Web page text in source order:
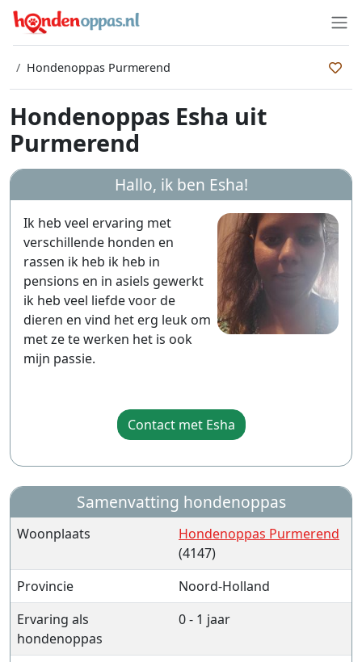
Hondenoppas Purmerend
Hondenoppas Esha uit
Purmerend
Hallo, ik ben Esha!
Ik heb veel ervaring met
verschillende honden en
rassen ik heb ik heb in
pensions en in asiels gewerkt
ik heb veel liefde voor de
dieren en vind het erg leuk om
met ze te werken het is ook
mijn passie.
Contact met Esha
Samenvatting hondenoppas
Woonplaats
Hondenoppas Purmerend
(4147)
Provincie
Noord-Holland
Ervaring als
hondenoppas
0 - 1 jaar